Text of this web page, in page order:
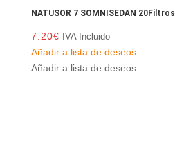
NATUSOR 7 SOMNISEDAN 20Filtros
7.20€ IVA Incluido
Añadir a lista de deseos
Añadir a lista de deseos